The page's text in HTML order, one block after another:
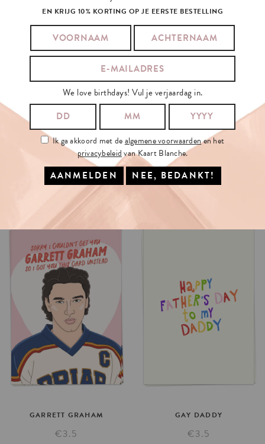
NOT
€3.5
OPTIES SELECTEREN
DEAN
€3.5
OPTIES SELECTEREN
GARRETT GRAHAM
€3.5
GAY DADDY
€3.5
EN KRIJG 10% KORTING OP JE EERSTE BESTELLING
We love birthdays! Vul je verjaardag in.
Ik ga akkoord met dealgemene voorwaardenen het
privacybeleidvan Kaart Blanche.